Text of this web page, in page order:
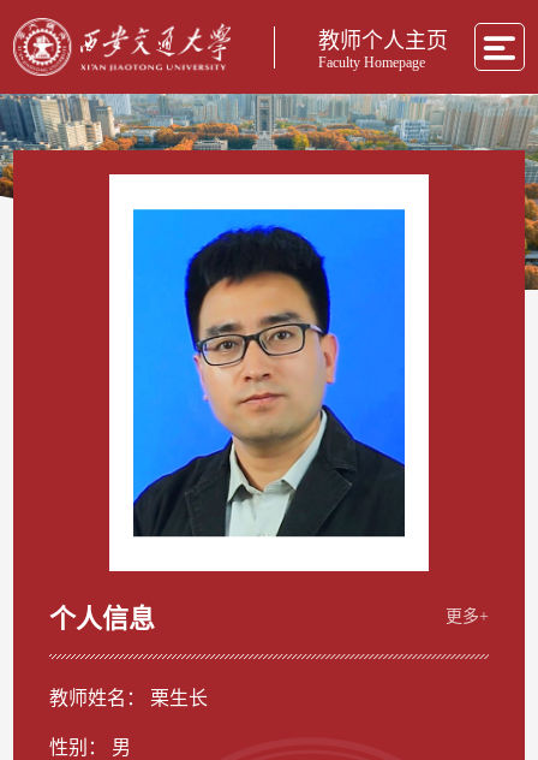
教师个人主页
Faculty Homepage
个人信息 更多+
教师姓名： 栗生长
性别： 男